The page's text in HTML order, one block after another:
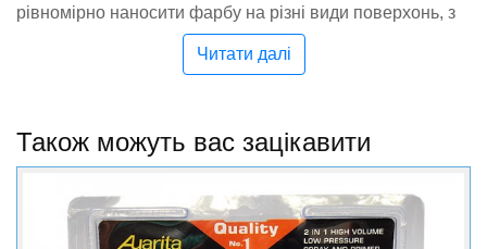
рівномірно наносити фарбу на різні види поверхонь, з
його допомогою фарбування стане набагато
ефективніше і приємніше. Така модель працює за
оптимального співвідношення "якість / ефективність" і
отримано понад ста патентів на відкриття і корисні
моделі, а її продукція відповідає сертифікатам якості
Читати далі
Також можуть вас зацікавити